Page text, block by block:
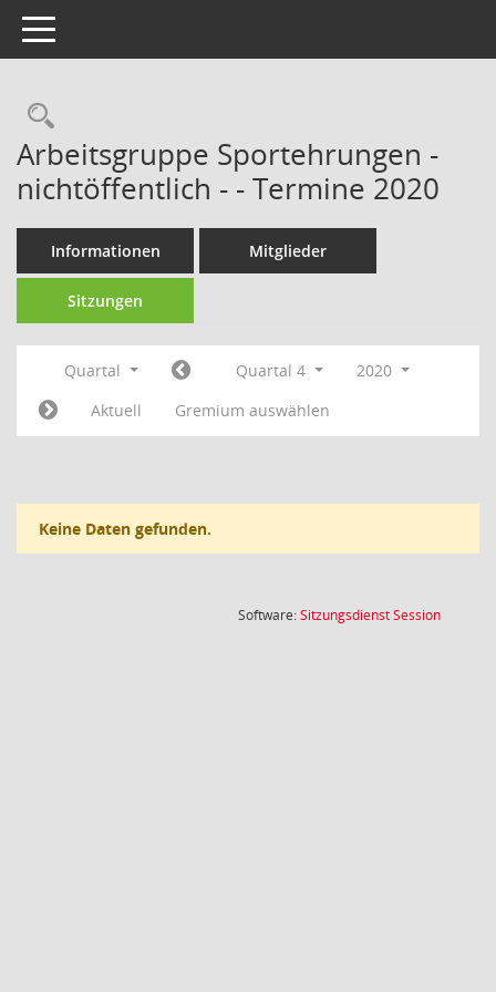
Toggle navigation
Rechercheauswahl
Arbeitsgruppe Sportehrungen -
nichtöffentlich - - Termine 2020
Informationen Mitglieder
Sitzungen
Quartal Quartal 4
2020
Aktuell
Gremium auswählen
Keine Daten gefunden.
Software:SitzungsdienstSession(Wird in